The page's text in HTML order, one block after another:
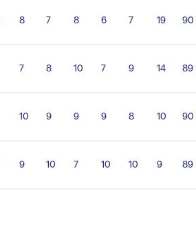
8 7 8 6 7 19 90
7 8 10 7 9 14 89
10 9 9 9 8 10 90
9 10 7 10 10 9 89